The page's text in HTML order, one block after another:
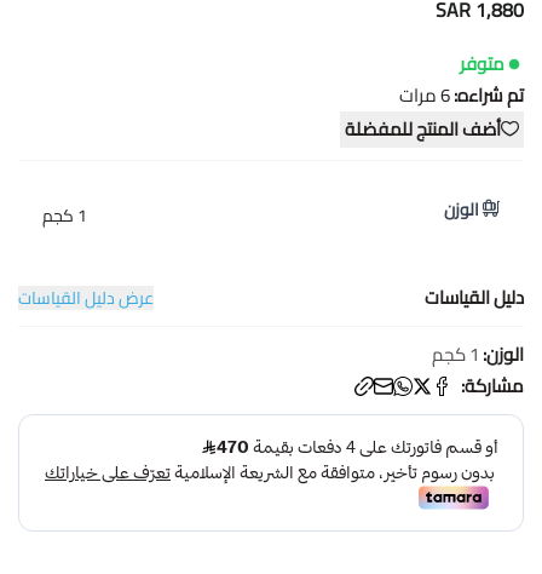
1,880 SAR
متوفر
تم شراءه:6مرات
أضف المنتج للمفضلة
الوزن 1 كجم
دليل القياسات عرض دليل القياسات
الوزن: 1 كجم
مشاركة: